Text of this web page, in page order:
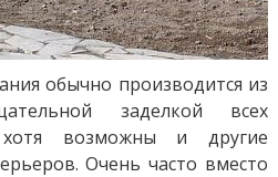
обычно производится из
заделкой всех
возможны и другие
Очень часто вместо